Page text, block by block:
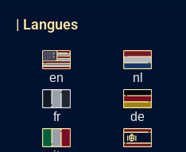
| Langues
en nl
fr de